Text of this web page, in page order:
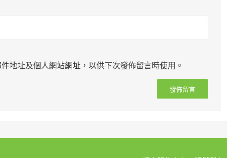
地址及個人網站網址，以供下次發佈留言時使用。